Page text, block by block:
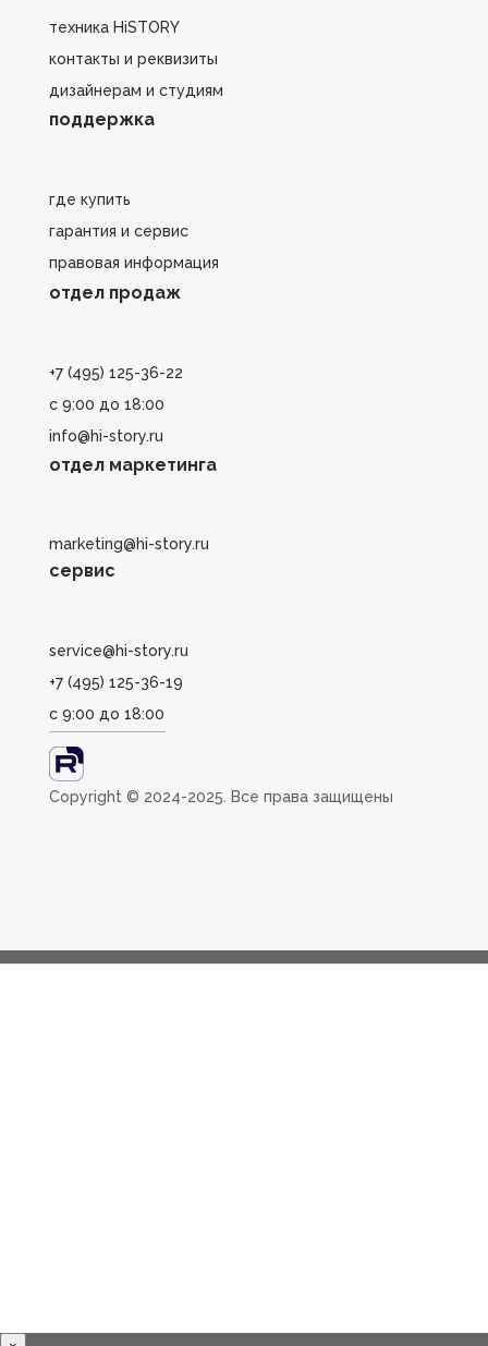
техника HiSTORY
контакты и реквизиты
дизайнерам и студиям
поддержка
где купить
гарантия и сервис
правовая информация
отдел продаж
+7 (495) 125-36-22
с 9:00 до 18:00
info@hi-story.ru
отдел маркетинга
marketing@hi-story.ru
сервис
service@hi-story.ru
+7 (495) 125-36-19
с 9:00 до 18:00
Сopyright ©️ 2024-2025. Все права защищены